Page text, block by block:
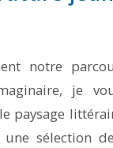
notre
je
paysage
sélection